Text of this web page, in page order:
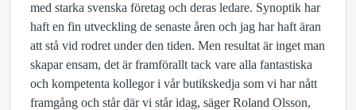
med starka svenska företag och deras ledare. Synoptik har
haft en fin utveckling de senaste åren och jag har haft äran
att stå vid rodret under den tiden. Men resultat är inget man
skapar ensam, det är framförallt tack vare alla fantastiska
och kompetenta kollegor i vår butikskedja som vi har nått
framgång och står där vi står idag, säger Roland Olsson,